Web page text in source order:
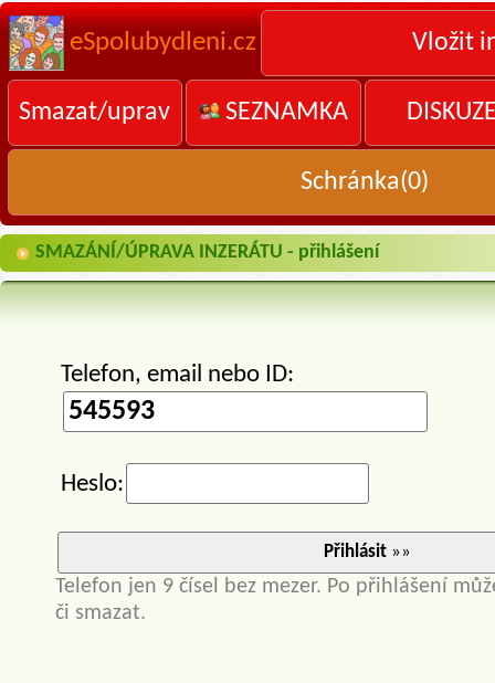
eSpolubydleni.cz Vložit
Smazat/uprav SEZNAMKA
Schránka(0)
SMAZÁNÍ/ÚPRAVA INZERÁTU - přihlášení
Telefon, email nebo ID:
Heslo:
Přihlásit»»
Telefon jen 9 čísel bez mezer. Po přihlášení
či smazat.